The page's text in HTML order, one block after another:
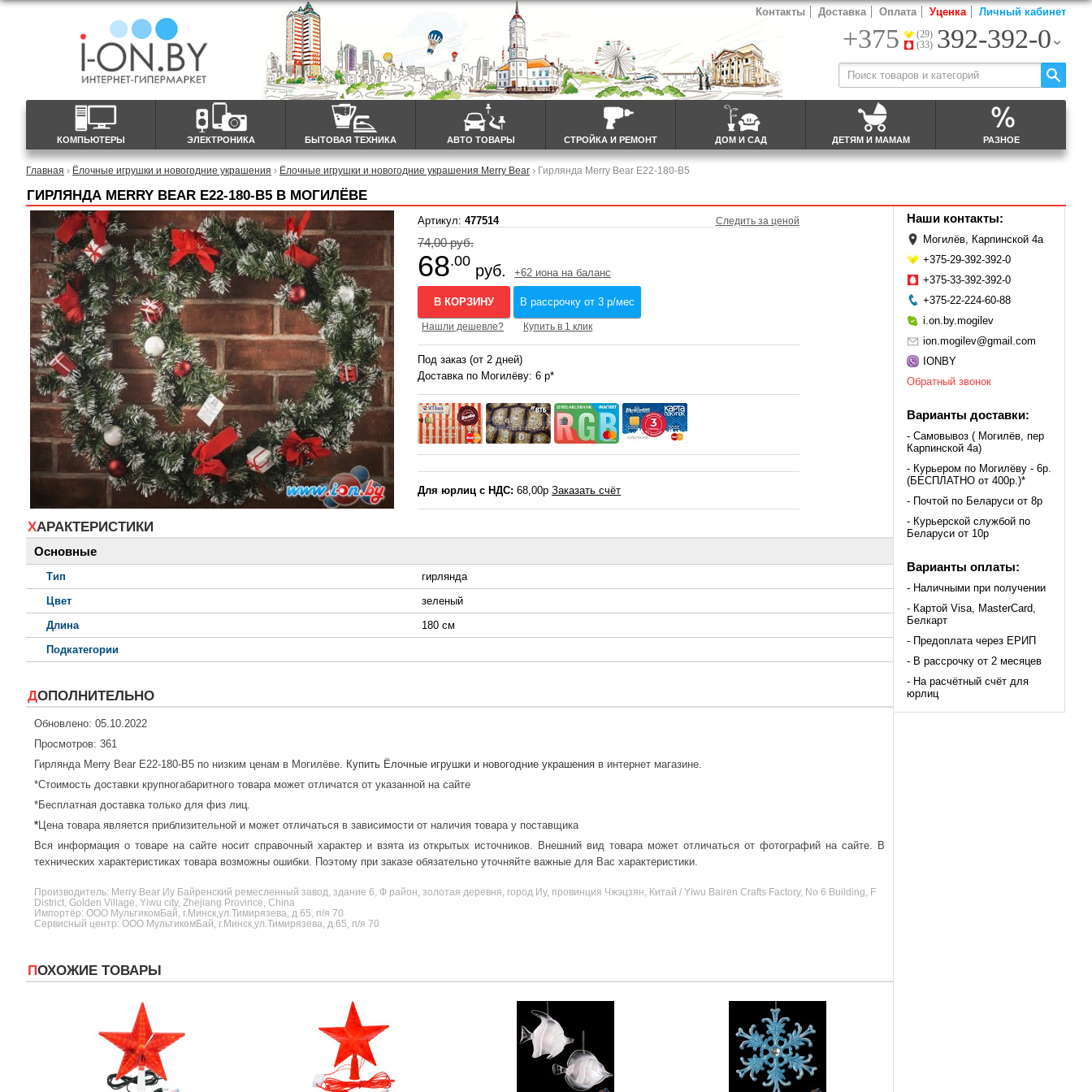
КОМПЬЮТЕРЫ ЭЛЕКТРОНИКА БЫТОВАЯ ТЕХНИКА АВТО ТОВАРЫ СТРОЙКА И РЕМОНТ ДОМ И САД ДЕТЯМ И МАМАМ РАЗНОЕ
Контакты Доставка Оплата Уценка Личный кабинет
+375
(29)
(33) 392-392-0
Главная › Ёлочные игрушки и новогодние украшения › Ёлочные игрушки и новогодние украшения Merry Bear › Гирлянда Merry Bear E22-180-B5
ГИРЛЯНДА MERRY BEAR E22-180-B5 В МОГИЛЁВЕ
Артикул:477514 Следить за ценой
74,00 руб.
68.00
руб. +62 иона на баланс
В КОРЗИНУ В рассрочку от 3 р/мес
Нашли дешевле? Купить в 1 клик
Под заказ (от 2 дней)
Доставка по Могилёву: 6 р*
Для юрлиц с НДС: 68,00рЗаказать счёт
ХАРАКТЕРИСТИКИ
Основные
Тип
гирлянда
Цвет
зеленый
Длина
180 см
Подкатегории
ДОПОЛНИТЕЛЬНО
Обновлено: 05.10.2022
Просмотров: 361
Гирлянда Merry Bear E22-180-B5 по низким ценам в Могилёве. Купить Ёлочные игрушки и новогодние украшения в интернет магазине.
*Стоимость доставки крупногабаритного товара может отличатся от указанной на сайте
*Бесплатная доставка только для физ лиц.
*Цена товара является приблизительной и может отличаться в зависимости от наличия товара у поставщика
Вся информация о товаре на сайте носит справочный характер и взята из открытых источников. Внешний вид товара может отличаться от фотографий на сайте. В
технических характеристиках товара возможны ошибки. Поэтому при заказе обязательно уточняйте важные для Вас характеристики.
Производитель: Merry Bear Иу Байренский ремесленный завод, здание 6, Ф район, золотая деревня, город Иу, провинция Чжэцзян, Китай / Yiwu Bairen Crafts Factory, No 6 Building, F
District, Golden Village, Yiwu city, Zhejiang Province, China
Импортёр: ООО МультикомБай, г.Минск,ул.Тимирязева, д.65, п/я 70
Сервисный центр: ООО МультикомБай, г.Минск,ул.Тимирязева, д.65, п/я 70
ПОХОЖИЕ ТОВАРЫ
Наши контакты:
Могилёв, Карпинской 4а
+375-29-392-392-0
+375-33-392-392-0
+375-22-224-60-88
i.on.by.mogilev
ion.mogilev@gmail.com
IONBY
Обратный звонок
Варианты доставки:
- Самовывоз ( Могилёв, пер
Карпинской 4а)
- Курьером по Могилёву - 6р.
(БЕСПЛАТНО от 400р.)*
- Почтой по Беларуси от 8р
- Курьерской службой по
Беларуси от 10р
Варианты оплаты:
- Наличными при получении
- Картой Visa, MasterCard,
Белкарт
- Предоплата через ЕРИП
- В рассрочку от 2 месяцев
- На расчётный счёт для
юрлиц